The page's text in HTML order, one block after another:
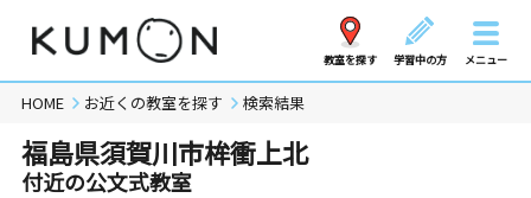
教室を探す 学習中の方 メニュー
HOME お近くの教室を探す 検索結果
福島県須賀川市桙衝上北
付近の公文式教室